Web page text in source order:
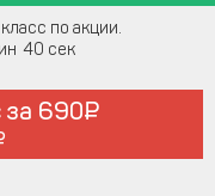
по акции.
39
за 690